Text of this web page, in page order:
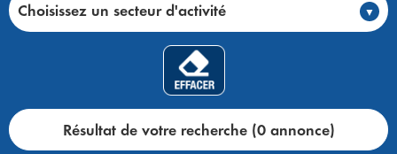
Choisissez un secteur d'activité
Résultat de votre recherche (0 annonce)